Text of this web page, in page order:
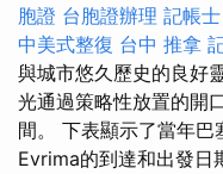
胞證 台胞證辦理 記帳
中美式整復 台中 推拿
與城市悠久歷史的良好
光通過策略性放置的開
間。 下表顯示了當年
Evrima的到達和出發日